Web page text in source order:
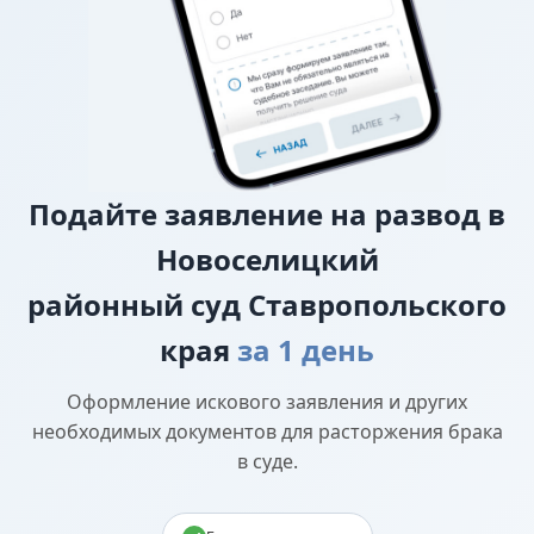
Подайте заявление на развод в
Новоселицкий
районный суд Ставропольского
края за 1 день
Оформление искового заявления и других
необходимых документов для расторжения брака
в суде.